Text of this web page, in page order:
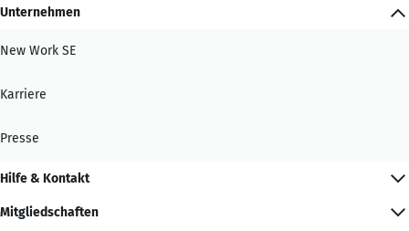
Unternehmen
New Work SE
Karriere
Presse
Hilfe & Kontakt
Mitgliedschaften